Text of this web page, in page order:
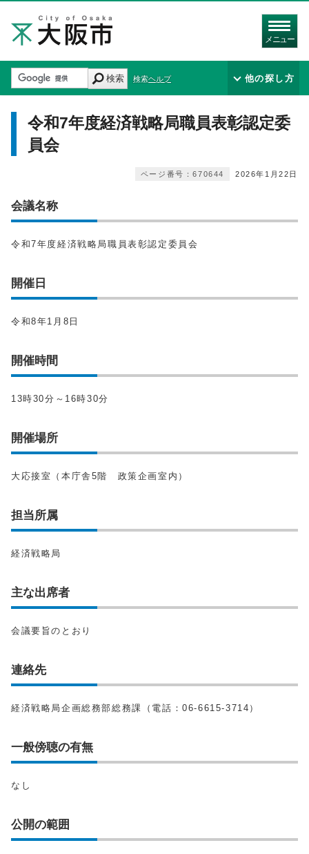
メニュー
検索 検索ヘルプ 他の探し方
令和7年度経済戦略局職員表彰認定委
員会
2026年1月22日
ページ番号：670644
会議名称
令和7年度経済戦略局職員表彰認定委員会
開催日
令和8年1月8日
開催時間
13時30分～16時30分
開催場所
大応接室（本庁舎5階 政策企画室内）
担当所属
経済戦略局
主な出席者
会議要旨のとおり
連絡先
経済戦略局企画総務部総務課（電話：06-6615-3714）
一般傍聴の有無
なし
公開の範囲